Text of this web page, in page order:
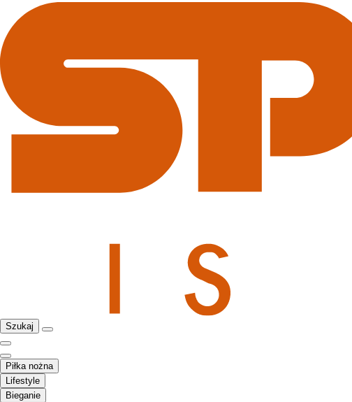
Szukaj
Piłka nożna
Lifestyle
Bieganie